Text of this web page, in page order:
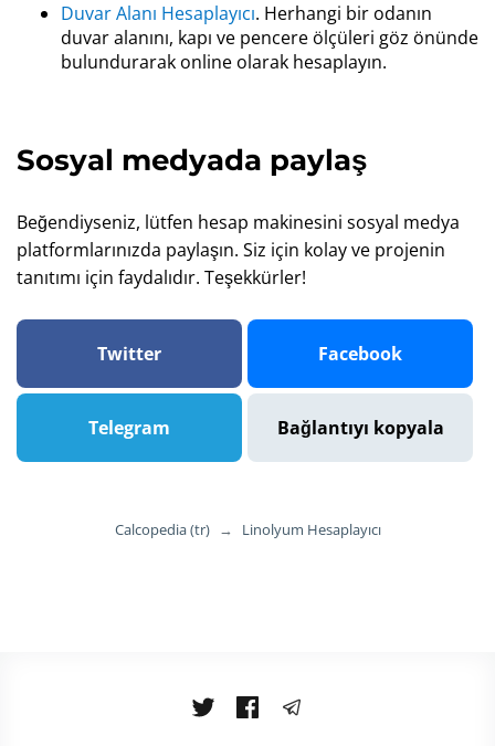
Duvar Alanı Hesaplayıcı. Herhangi bir odanın
duvar alanını, kapı ve pencere ölçüleri göz önünde
bulundurarak online olarak hesaplayın.
Sosyal medyada paylaş
Beğendiyseniz, lütfen hesap makinesini sosyal medya
platformlarınızda paylaşın. Siz için kolay ve projenin
tanıtımı için faydalıdır. Teşekkürler!
Twitter Facebook
Telegram Bağlantıyı kopyala
Calcopedia (tr) → Linolyum Hesaplayıcı